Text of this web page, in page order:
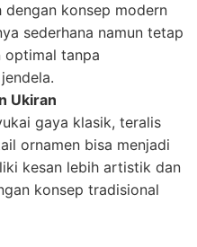
dengan konsep modern
sederhana namun tetap
optimal tanpa
Ukiran
gaya klasik, teralis
ornamen bisa menjadi
kesan lebih artistik dan
konsep tradisional